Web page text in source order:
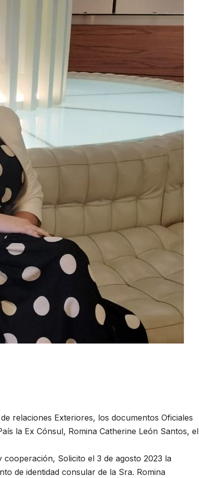
relaciones Exteriores, los documentos Oficiales
la Ex Cónsul, Romina Catherine León Santos, el
Solicito el 3 de agosto 2023 la
de identidad consular de la Sra. Romina